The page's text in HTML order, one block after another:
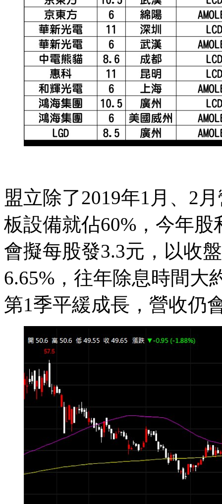
盟立除了2019年1月、2
板設備就佔60%，今年
會擬每股發3.3元，以收
6.65%，往年除息時間大
第1季平緩成長，營收仍